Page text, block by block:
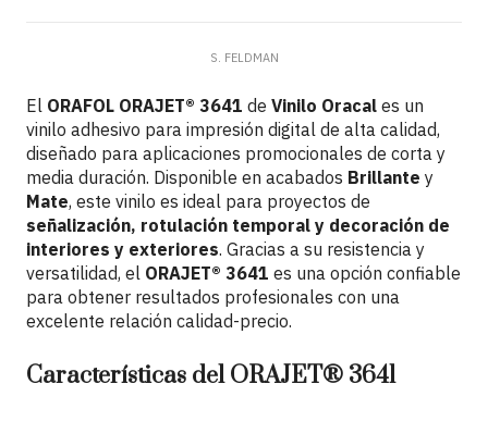
S. FELDMAN
El ORAFOL ORAJET® 3641 de Vinilo Oracal es un
vinilo adhesivo para impresión digital de alta calidad,
diseñado para aplicaciones promocionales de corta y
media duración. Disponible en acabados Brillante y
Mate, este vinilo es ideal para proyectos de
señalización, rotulación temporal y decoración de
interiores y exteriores. Gracias a su resistencia y
versatilidad, el ORAJET® 3641 es una opción confiable
para obtener resultados profesionales con una
excelente relación calidad-precio.
Características del ORAJET® 3641